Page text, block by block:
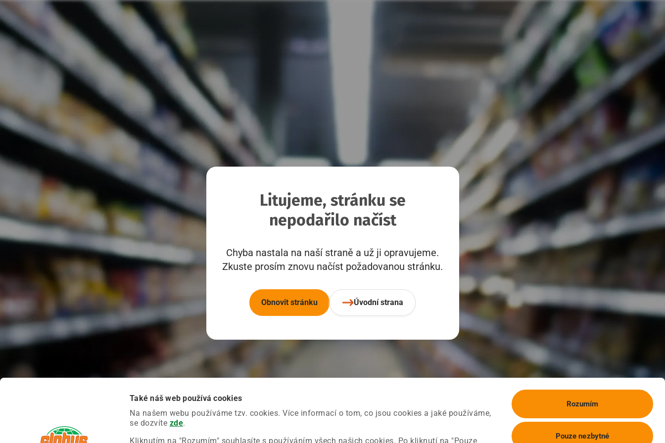
Také náš web používá cookies
Na našem webu používáme tzv. cookies. Více informací o tom, co jsou cookies a jaké používáme,
se dozvíte zde.
Kliknutím na "Rozumím" souhlasíte s používáním všech našich cookies. Po kliknutí na "Pouze
Rozumím
Pouze nezbytné
Litujeme, stránku se
nepodařilo načíst
Chyba nastala na naší straně a už ji opravujeme.
Zkuste prosím znovu načíst požadovanou stránku.
Obnovit stránku Úvodní strana